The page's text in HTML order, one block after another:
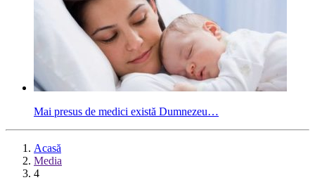
Mai presus de medici există Dumnezeu…
Acasă
Media
4